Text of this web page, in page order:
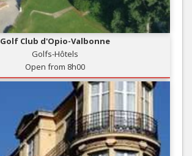
Golf Club d'Opio-Valbonne
Golfs-Hôtels
Open from 8h00